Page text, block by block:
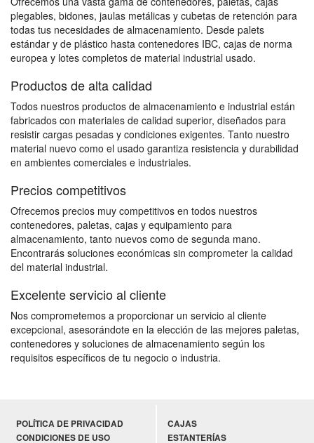
plegables, bidones, jaulas metálicas y cubetas de retención para
todas tus necesidades de almacenamiento. Desde palets
estándar y de plástico hasta contenedores IBC, cajas de norma
europea y lotes completos de material industrial usado.
Productos de alta calidad
Todos nuestros productos de almacenamiento e industrial están
fabricados con materiales de calidad superior, diseñados para
resistir cargas pesadas y condiciones exigentes. Tanto nuestro
material nuevo como el usado garantiza resistencia y durabilidad
en ambientes comerciales e industriales.
Precios competitivos
Ofrecemos precios muy competitivos en todos nuestros
contenedores, paletas, cajas y equipamiento para
almacenamiento, tanto nuevos como de segunda mano.
Encontrarás soluciones económicas sin comprometer la calidad
del material industrial.
Excelente servicio al cliente
Nos comprometemos a proporcionar un servicio al cliente
excepcional, asesorándote en la elección de las mejores paletas,
contenedores y soluciones de almacenamiento según los
requisitos específicos de tu negocio o industria.
POLÍTICA DE PRIVACIDAD
CONDICIONES DE USO
CAJAS
ESTANTERÍAS